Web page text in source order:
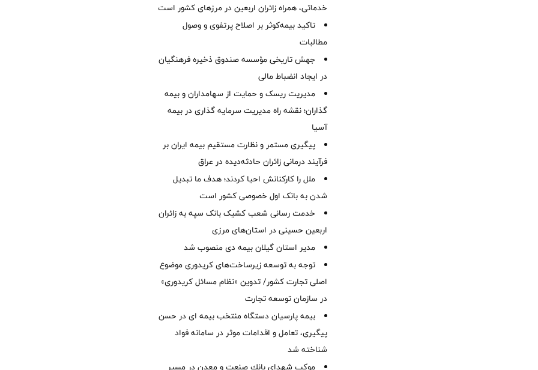
خدماتی، همراه زائران اربعین در مرزهای کشور است
تاکید بیمه‌کوثر بر اصلاح پرتفوی و وصول
مطالبات ‌
جهش تاریخی مؤسسه صندوق ذخیره فرهنگیان
در ایجاد انضباط مالی
مدیریت ریسک و حمایت از سهامداران و بیمه
گذاران؛ نقشه راه مدیریت سرمایه گذاری در بیمه
آسیا
پیگیری مستمر و نظارت مستقیم بیمه ایران بر
فرآیند درمانی زائران حادثه‌دیده در عراق
ملل را کارکنانش احیا کردند؛ هدف ما تبدیل
شدن به بانک اول خصوصی کشور است
خدمت رسانی شعب کشیک بانک سپه به زائران
اربعین حسینی در استان‌‌های مرزی
‌مدیر استان گیلان بیمه دی منصوب شد
توجه به توسعه زیرساخت‌های کریدوری موضوع
اصلی تجارت کشور/ تدوین «نظام مسائل کریدوری»
در سازمان توسعه تجارت
بیمه پارسیان دستگاه منتخب بیمه ای در حسن
پیگیری، تعامل و اقدامات موثر در سامانه فواد
شناخته شد
موكب شهدای بانك صنعت و معدن در مسیر